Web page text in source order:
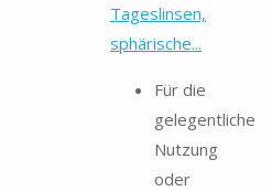
Tageslinsen,
sphärische...
Für die
gelegentliche
Nutzung
oder